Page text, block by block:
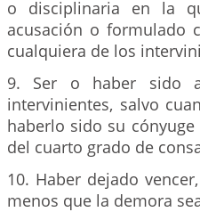
o disciplinaria en la
acusación o formulado
cualquiera de los
9. Ser o haber sido
intervinientes, salvo
haberlo sido su
del cuarto grado de
10. Haber dejado
menos que la demora